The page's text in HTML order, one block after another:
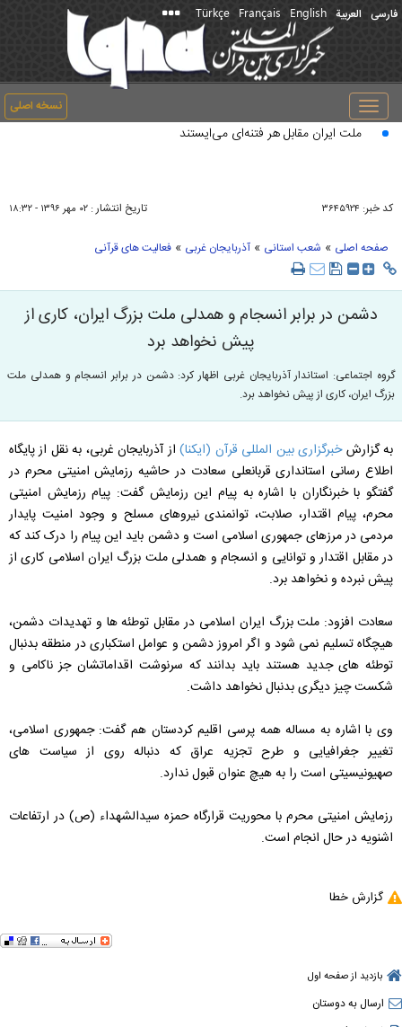
العربیة English
Français
Türkçe
نسخه اصلی
Toggle
navigation
ملت ایران مقابل هر فتنه‌ای می‌ایستند
خبر:۳۶۴۵۹۲۴ تاریخ انتشار :۰۲ مهر ۱۳۹۶ - ۱۸:۳۲
صفحه اصلی» شعب استانی» آذربایجان غربی» فعالیت های قرآنی
دشمن در برابر انسجام و همدلی ملت بزرگ ایران، کاری از
پیش نخواهد برد
اجتماعی: استاندار آذربایجان غربی اظهار کرد: دشمن در برابر انسجام و همدلی ملت
ایران، کاری از پیش نخواهد برد.
گزارشخبرگزاری بین المللی قرآن (ایکنا)از آذربایجان غربی، به نقل از پایگاه
رسانی استانداری قربانعلی سعادت در حاشیه رزمایش امنیتی محرم در
با خبرنگاران با اشاره به پیام این رزمایش گفت: پیام رزمایش امنیتی
پیام اقتدار، صلابت، توانمندی نیروهای مسلح و وجود امنیت پایدار
در مرزهای جمهوری اسلامی است و دشمن باید این پیام را درک کند که
مقابل اقتدار و توانایی و انسجام و همدلی ملت بزرگ ایران اسلامی کاری از
نبرده و نخواهد برد.
افزود: ملت بزرگ ایران اسلامی در مقابل توطئه ها و تهدیدات دشمن،
تسلیم نمی شود و اگر امروز دشمن و عوامل استکباری در منطقه بدنبال
های جدید هستند باید بدانند که سرنوشت اقداماتشان جز ناکامی و
چیز دیگری بدنبال نخواهد داشت.
با اشاره به مساله همه پرسی اقلیم کردستان هم گفت: جمهوری اسلامی،
جغرافیایی و طرح تجزیه عراق که دنباله روی از سیاست های
است را به هیچ عنوان قبول ندارد.
امنیتی محرم با محوریت قرارگاه حمزه سیدالشهداء (ص) در ارتفاعات
در حال انجام است.
گزارش خطا
بازدید از صفحه اول
ارسال به دوستان